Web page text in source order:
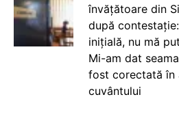
învățătoare din
după
inițială, nu mă
Mi-am dat
fost corectată în
cuvântului